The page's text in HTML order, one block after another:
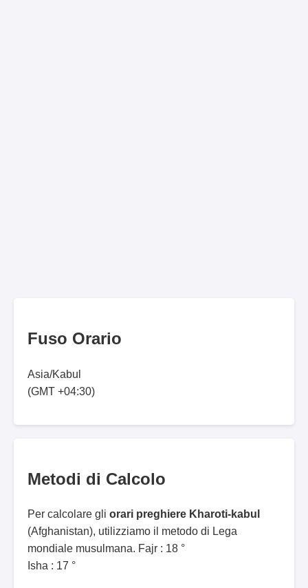
Fuso Orario
Asia/Kabul
(GMT +04:30)
Metodi di Calcolo
Per calcolare gli orari preghiere Kharoti-kabul
(Afghanistan), utilizziamo il metodo di Lega
mondiale musulmana. Fajr : 18 °
Isha : 17 °